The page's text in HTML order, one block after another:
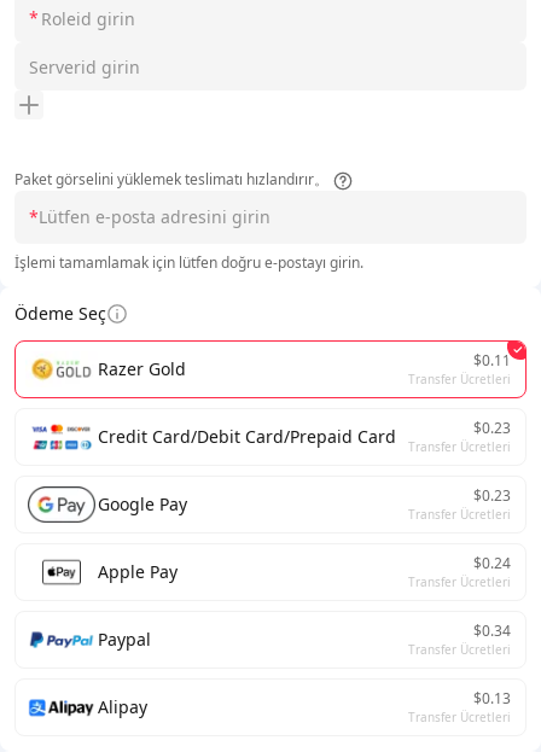
*
Paket görselini yüklemek teslimatı hızlandırır。
*
İşlemi tamamlamak için lütfen doğru e-postayı girin.
Ödeme Seç
Razer Gold $0.11
Transfer Ücretleri
Credit Card/Debit Card/Prepaid Card $0.23
Transfer Ücretleri
Google Pay $0.23
Transfer Ücretleri
Apple Pay $0.24
Transfer Ücretleri
Paypal $0.34
Transfer Ücretleri
Alipay $0.13
Transfer Ücretleri